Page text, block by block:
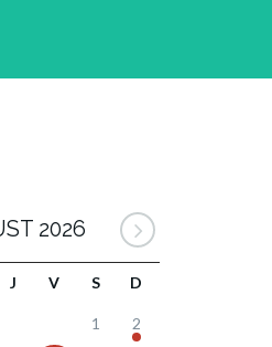
2026
J V S D
1 2